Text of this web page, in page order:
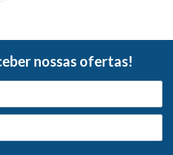
nossas ofertas!